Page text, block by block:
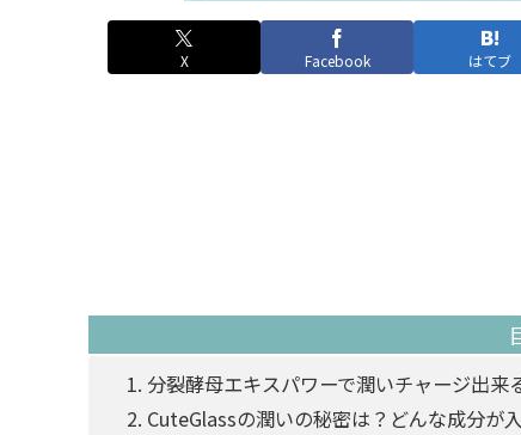
X Facebook はてブ
分裂酵母エキスパワーで潤いチャージ出
CuteGlassの潤いの秘密は？どんな成分が